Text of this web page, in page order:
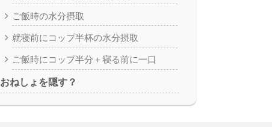
ご飯時の水分摂取
就寝前にコップ半杯の水分摂取
ご飯時にコップ半分＋寝る前に一口
おねしょを隠す？